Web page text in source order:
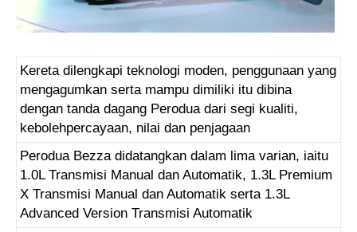
Kereta dilengkapi teknologi moden, penggunaan yang
mengagumkan serta mampu dimiliki itu dibina
dengan tanda dagang Perodua dari segi kualiti,
kebolehpercayaan, nilai dan penjagaan
Perodua Bezza didatangkan dalam lima varian, iaitu
1.0L Transmisi Manual dan Automatik, 1.3L Premium
X Transmisi Manual dan Automatik serta 1.3L
Advanced Version Transmisi Automatik